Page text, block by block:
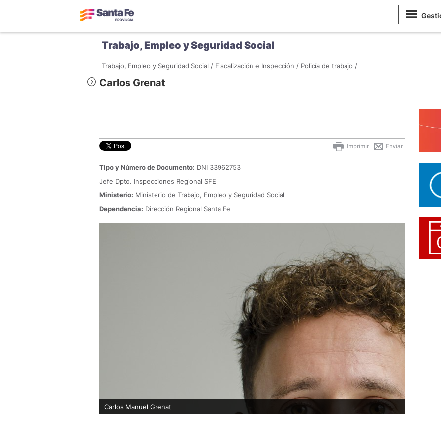
Trabajo, Empleo y Seguridad Social
Trabajo, Empleo y Seguridad Social / Fiscalización e Inspección / Policía de trabajo /
Carlos Grenat
Enviar
Imprimir
Tipo y Número de Documento: DNI 33962753
Jefe Dpto. Inspecciones Regional SFE
Ministerio: Ministerio de Trabajo, Empleo y Seguridad Social
Dependencia: Dirección Regional Santa Fe
Carlos Manuel Grenat